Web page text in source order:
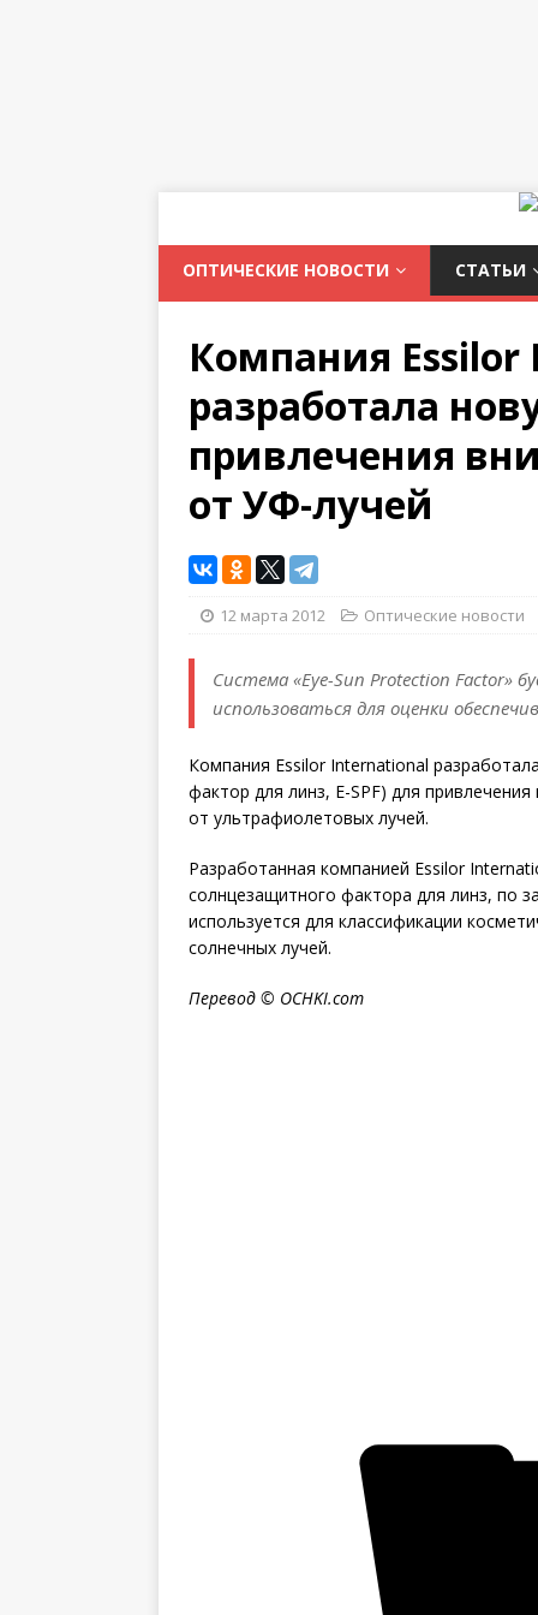
ОПТИЧЕСКИЕ НОВОСТИ СТАТЬИ
Компания
разработала
привлечения
от УФ-лучей
12 марта 2012 Оптические новости
Система «Eye-Sun Protection Factor»
использоваться для оценки
Компания Essilor International
фактор для линз, E-SPF) для
от ультрафиолетовых лучей.
Разработанная компанией Essilor
солнцезащитного фактора для линз, по
используется для классификации
солнечных лучей.
Перевод © OCHKI.com